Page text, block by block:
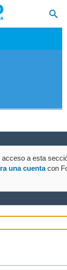
a esta
una cuentacon